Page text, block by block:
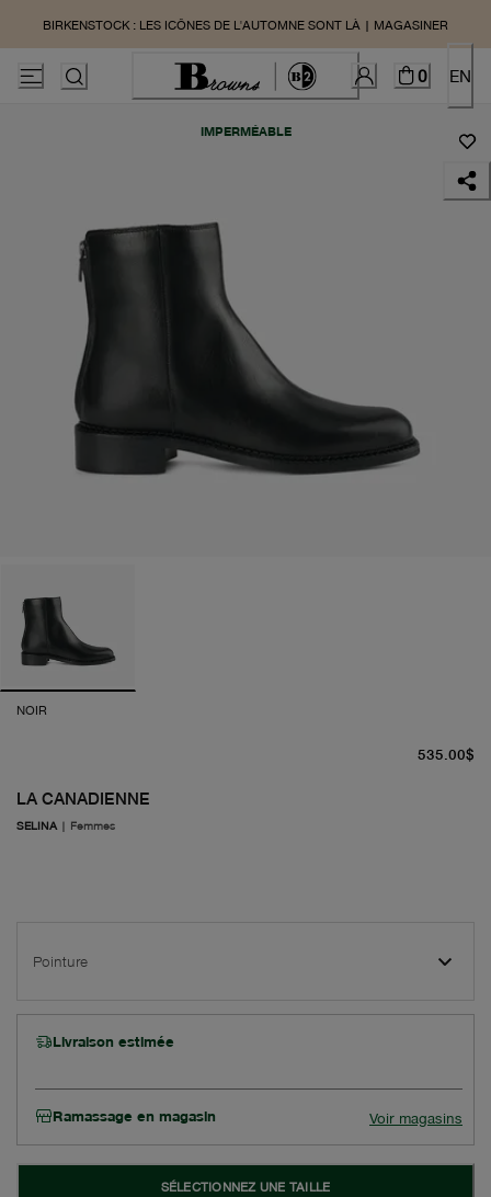
BIRKENSTOCK : LES ICÔNES DE L'AUTOMNE SONT LÀ | MAGASINER
0 EN
IMPERMÉABLE
NOIR
LA CANADIENNE
SELINA | Femmes
535.00$
Pointure
Livraison estimée
Ramassage en magasin Voir magasins
SÉLECTIONNEZ UNE TAILLE